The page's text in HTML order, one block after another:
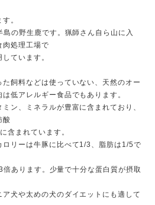
。
の野生鹿です。猟師さん自ら山に入
肉処理工場で
ています。
飼料などは使っていない、天然のオー
低アレルギー食品でもあります。
ン、ミネラルが豊富に含まれており、
酸
含まれています。
ロリーは牛豚に比べて1/3、脂肪は1/5で
あります。少量で十分な蛋白質が摂取
犬や太めの犬のダイエットにも適して